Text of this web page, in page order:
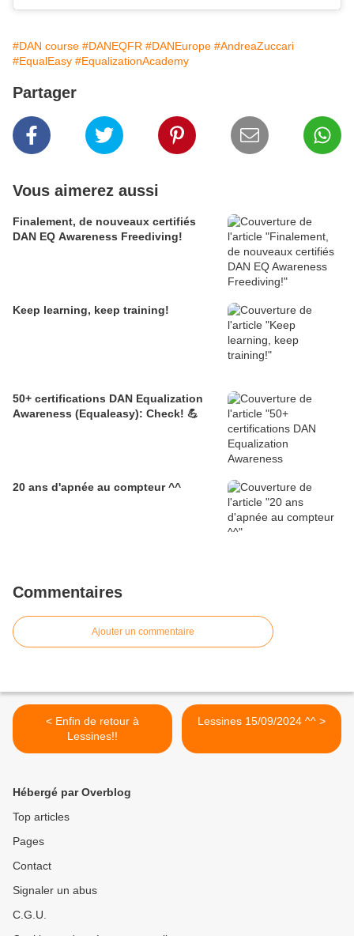
#DAN course #DANEQFR #DANEurope #AndreaZuccari
#EqualEasy #EqualizationAcademy
Partager
Vous aimerez aussi
Finalement, de nouveaux certifiés
DAN EQ Awareness Freediving!
Keep learning, keep training!
50+ certifications DAN Equalization
Awareness (Equaleasy): Check! 💪
20 ans d'apnée au compteur ^^
Commentaires
Ajouter un commentaire
< Enfin de retour à
Lessines!!
Lessines 15/09/2024 ^^ >
Hébergé par Overblog
Top articles
Pages
Contact
Signaler un abus
C.G.U.